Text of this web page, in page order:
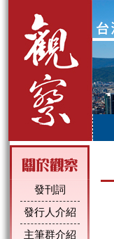
發刊詞
發行人介紹
主筆群介紹